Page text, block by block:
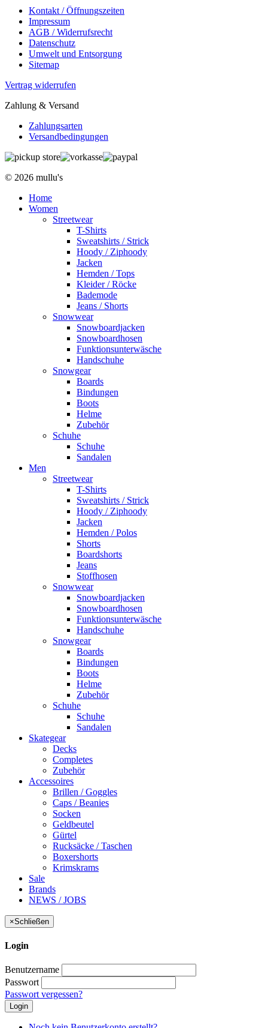
Kontakt / Öffnungszeiten
Impressum
AGB / Widerrufsrecht
Datenschutz
Umwelt und Entsorgung
Sitemap
Vertrag widerrufen
Zahlung & Versand
Zahlungsarten
Versandbedingungen
© 2026 mullu's
Home
Women
Streetwear
T-Shirts
Sweatshirts / Strick
Hoody / Ziphoody
Jacken
Hemden / Tops
Kleider / Röcke
Bademode
Jeans / Shorts
Snowwear
Snowboardjacken
Snowboardhosen
Funktionsunterwäsche
Handschuhe
Snowgear
Boards
Bindungen
Boots
Helme
Zubehör
Schuhe
Schuhe
Sandalen
Men
Streetwear
T-Shirts
Sweatshirts / Strick
Hoody / Ziphoody
Jacken
Hemden / Polos
Shorts
Boardshorts
Jeans
Stoffhosen
Snowwear
Snowboardjacken
Snowboardhosen
Funktionsunterwäsche
Handschuhe
Snowgear
Boards
Bindungen
Boots
Helme
Zubehör
Schuhe
Schuhe
Sandalen
Skategear
Decks
Completes
Zubehör
Accessoires
Brillen / Goggles
Caps / Beanies
Socken
Geldbeutel
Gürtel
Rucksäcke / Taschen
Boxershorts
Krimskrams
Sale
Brands
NEWS / JOBS
×Schließen
Login
Benutzername
Passwort
Passwort vergessen?
Login